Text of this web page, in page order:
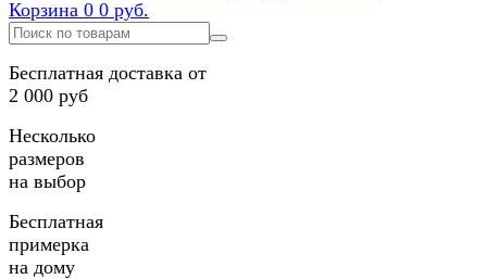
Корзина 0 0 руб.
Бесплатная доставка от
2 000 руб
Несколько
размеров
на выбор
Бесплатная
примерка
на дому